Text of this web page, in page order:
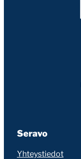
Seravo
Yhteystiedot